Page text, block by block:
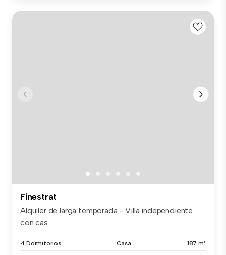
Finestrat
Alquiler de larga temporada - Villa independiente
con cas...
4 Dormitorios Casa 187 m²